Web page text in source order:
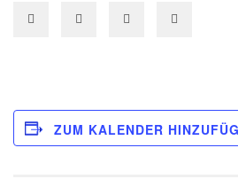
ZUM KALENDER